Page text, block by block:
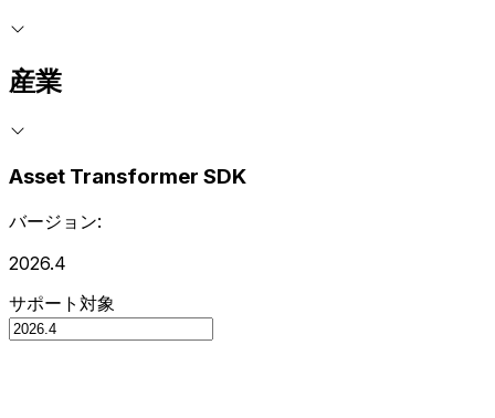
産業
Asset Transformer SDK
バージョン:
2026.4
サポート対象